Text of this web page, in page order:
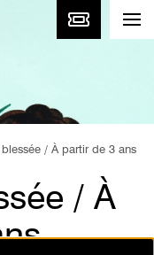
blessée / À partir de 3 ans
/ À